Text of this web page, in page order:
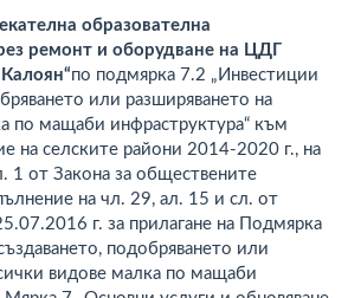
образователна
ремонт и оборудване на ЦДГ
по подмярка 7.2 „Инвестиции
или разширяването на
по мащаби инфраструктура“ към
на селските райони 2014-2020 г., на
1 от Закона за обществените
на чл. 29, ал. 15 и сл. от
г. за прилагане на Подмярка
подобряването или
видове малка по мащаби